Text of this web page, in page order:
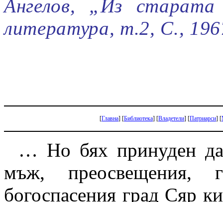
Ангелов, „Из старата
литература, т.2, С.,
[Главна] [Библиотека] [Владетели] [Патриарси] [
… Но бях принуден
мъж, преосвещения,
богоспасения град Сяр